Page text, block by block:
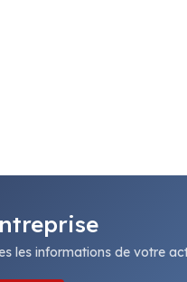
les informations de votre